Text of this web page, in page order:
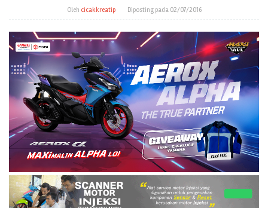
Oleh cicakkreatip Diposting pada 02/07/2016